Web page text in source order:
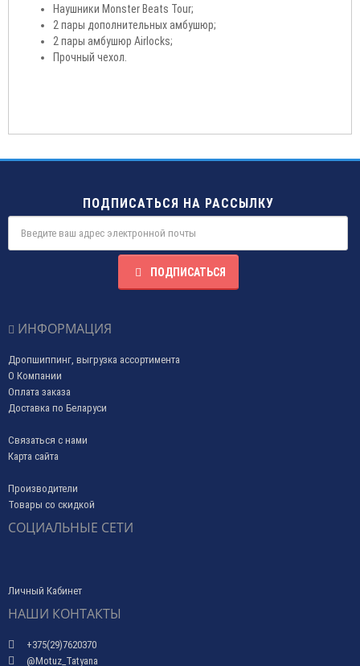
Наушники Monster Beats Tour;
2 пары дополнительных амбушюр;
2 пары амбушюр Airlocks;
Прочный чехол.
ПОДПИСАТЬСЯ НА РАССЫЛКУ
ПОДПИСАТЬСЯ
ИНФОРМАЦИЯ
Дропшиппинг, выгрузка ассортимента
О Компании
Оплата заказа
Доставка по Беларуси
Связаться с нами
Карта сайта
Производители
Товары со скидкой
СОЦИАЛЬНЫЕ СЕТИ
Личный Кабинет
НАШИ КОНТАКТЫ
+375(29)7620370
@Motuz_Tatyana